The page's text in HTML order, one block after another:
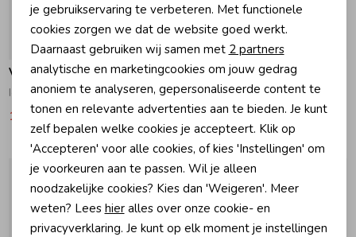
-30% korting
Vingino
Icon-crop Top Desert Flower
12,59 17,99
-30% korting
Vingino
Icon-crop Top Goji Berry
12,59 17,99
Analytische cookies
Marketing cookies
je gebruikservaring te verbeteren. Met functionele
cookies zorgen we dat de website goed werkt.
Daarnaast gebruiken wij samen met 2 partners
analytische en marketingcookies om jouw gedrag
anoniem te analyseren, gepersonaliseerde content te
tonen en relevante advertenties aan te bieden. Je kunt
zelf bepalen welke cookies je accepteert. Klik op
'Accepteren' voor alle cookies, of kies 'Instellingen' om
je voorkeuren aan te passen. Wil je alleen
noodzakelijke cookies? Kies dan 'Weigeren'. Meer
weten? Lees hieralles over onze cookie- en
privacyverklaring. Je kunt op elk moment je instellingen